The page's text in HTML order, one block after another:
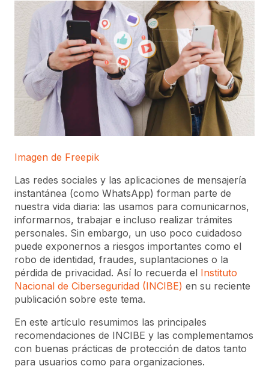
Imagen de Freepik
Las redes sociales y las aplicaciones de mensajería
instantánea (como WhatsApp) forman parte de
nuestra vida diaria: las usamos para comunicarnos,
informarnos, trabajar e incluso realizar trámites
personales. Sin embargo, un uso poco cuidadoso
puede exponernos a riesgos importantes como el
robo de identidad, fraudes, suplantaciones o la
pérdida de privacidad. Así lo recuerda el Instituto
Nacional de Ciberseguridad (INCIBE) en su reciente
publicación sobre este tema.
En este artículo resumimos las principales
recomendaciones de INCIBE y las complementamos
con buenas prácticas de protección de datos tanto
para usuarios como para organizaciones.